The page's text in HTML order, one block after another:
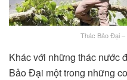
Thác Bảo Đại –
Khác với những thác nước
Bảo Đại một trong những